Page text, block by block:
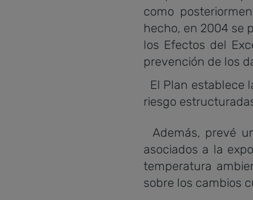
como
hecho, en 2004 se
los Efectos del
prevención de los
El Plan establece
riesgo
Además, prevé
asociados a la
temperatura
sobre los cambios